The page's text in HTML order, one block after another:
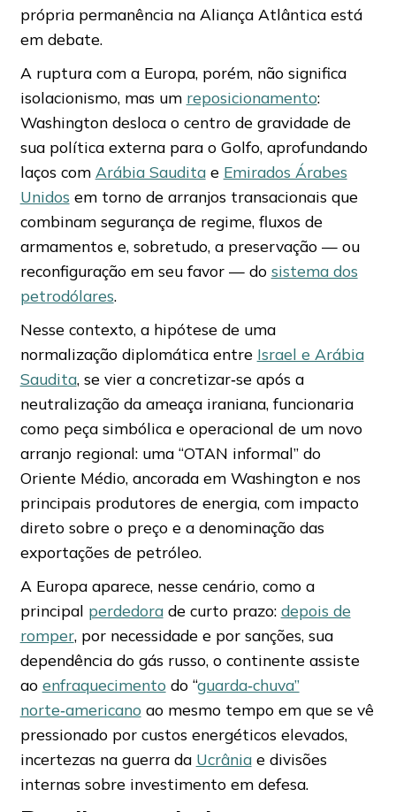
própria permanência na Aliança Atlântica está
em debate.
A ruptura com a Europa, porém, não significa
isolacionismo, mas um reposicionamento:
Washington desloca o centro de gravidade de
sua política externa para o Golfo, aprofundando
laços com Arábia Sauditae Emirados Árabes
Unidos em torno de arranjos transacionais que
combinam segurança de regime, fluxos de
armamentos e, sobretudo, a preservação — ou
reconfiguração em seu favor — do sistema dos
petrodólares.
Nesse contexto, a hipótese de uma
normalização diplomática entre Israel e Arábia
Saudita, se vier a concretizar‑se após a
neutralização da ameaça iraniana, funcionaria
como peça simbólica e operacional de um novo
arranjo regional: uma “OTAN informal” do
Oriente Médio, ancorada em Washington e nos
principais produtores de energia, com impacto
direto sobre o preço e a denominação das
exportações de petróleo.
A Europa aparece, nesse cenário, como a
principal perdedorade curto prazo: depois de
romper, por necessidade e por sanções, sua
dependência do gás russo, o continente assiste
ao enfraquecimento do “guarda‑chuva”
norte‑americano ao mesmo tempo em que se vê
pressionado por custos energéticos elevados,
incertezas na guerra da Ucrâniae divisões
internas sobre investimento em defesa.